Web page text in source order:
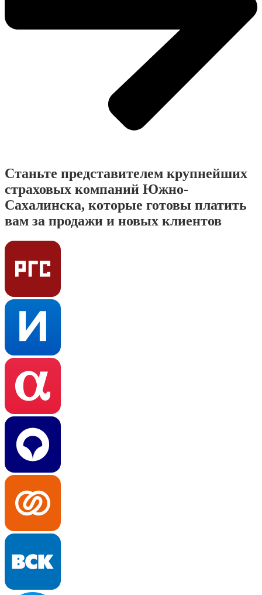
Станьте представителем крупнейших
страховых компаний Южно-
Сахалинска, которые готовы платить
вам за продажи и новых клиентов